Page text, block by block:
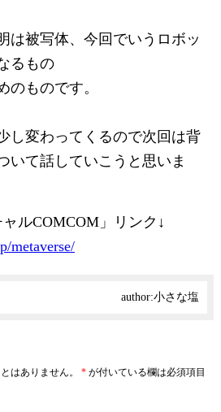
は被写体、今回でいうロボッ
るもの
のものです。
し変わってくるので次回は背
いて話していこうと思いま
ルCOMCOM」リンク↓
metaverse/
author:小さな塩
はありません。 *が付いている欄は必須項目